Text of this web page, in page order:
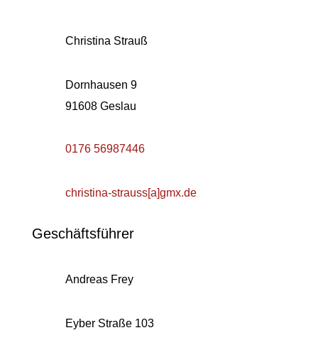
Christina Strauß
Dornhausen 9
91608 Geslau
0176 56987446
christina-strauss[a]gmx.de
Geschäftsführer
Andreas Frey
Eyber Straße 103